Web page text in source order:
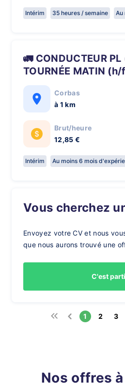
Intérim 35 heures / semaine Au
🚛 CONDUCTEUR PL (H/F) –
TOURNÉE MATIN
Corbas
à 1 km
Brut/heure
12,85 €
Intérim Au moins 6 mois
Vous cherchez
Envoyez votre CV et nous
que nous aurons trouvé une
C'est parti
1 2 3
Nos offres à